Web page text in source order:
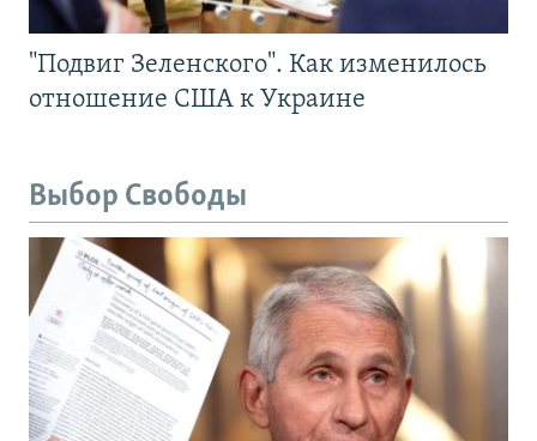
"Подвиг Зеленского". Как изменилось
отношение США к Украине
Выбор Свободы